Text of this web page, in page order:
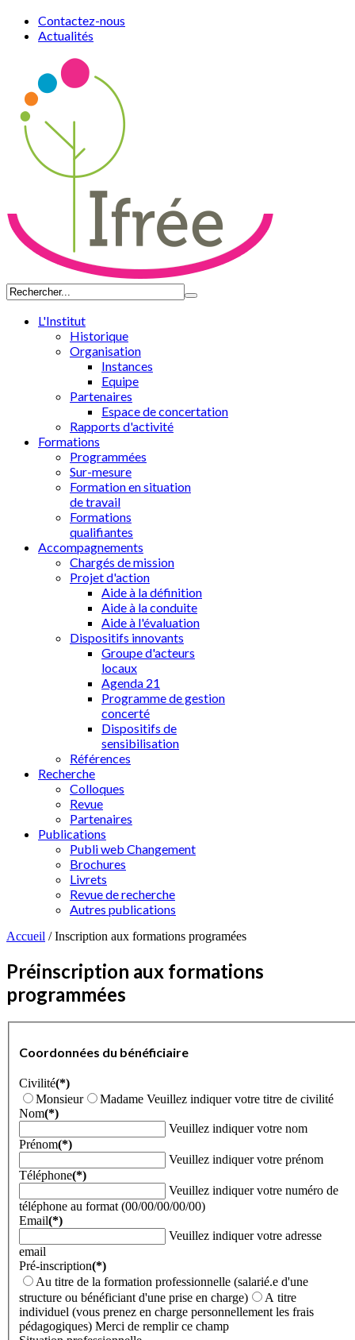
Contactez-nous
Actualités
L'Institut
Historique
Organisation
Instances
Equipe
Partenaires
Espace de concertation
Rapports d'activité
Formations
Programmées
Sur-mesure
Formation en situation
de travail
Formations
qualifiantes
Accompagnements
Chargés de mission
Projet d'action
Aide à la définition
Aide à la conduite
Aide à l'évaluation
Dispositifs innovants
Groupe d'acteurs
locaux
Agenda 21
Programme de gestion
concerté
Dispositifs de
sensibilisation
Références
Recherche
Colloques
Revue
Partenaires
Publications
Publi web Changement
Brochures
Livrets
Revue de recherche
Autres publications
Accueil /Inscription aux formations programées
Préinscription aux formations
programmées
Coordonnées du bénéficiaire
Civilité(*)
Monsieur
Madame Veuillez indiquer votre titre de civilité
Nom(*)
Veuillez indiquer votre nom
Prénom(*)
Veuillez indiquer votre prénom
Téléphone(*)
Veuillez indiquer votre numéro de
téléphone au format (00/00/00/00/00)
Email(*)
Veuillez indiquer votre adresse
email
Pré-inscription(*)
Au titre de la formation professionnelle (salarié.e d'une
structure ou bénéficiant d'une prise en charge)
A titre
individuel (vous prenez en charge personnellement les frais
pédagogiques) Merci de remplir ce champ